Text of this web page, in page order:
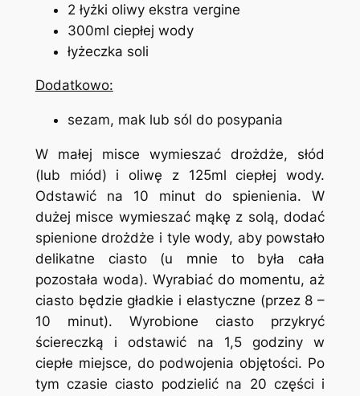
2 łyżki oliwy ekstra vergine
300ml ciepłej wody
łyżeczka soli
Dodatkowo:
sezam, mak lub sól do posypania
W małej misce wymieszać drożdże, słód
(lub miód) i oliwę z 125ml ciepłej wody.
Odstawić na 10 minut do spienienia. W
dużej misce wymieszać mąkę z solą, dodać
spienione drożdże i tyle wody, aby powstało
delikatne ciasto (u mnie to była cała
pozostała woda). Wyrabiać do momentu, aż
ciasto będzie gładkie i elastyczne (przez 8 –
10 minut). Wyrobione ciasto przykryć
ściereczką i odstawić na 1,5 godziny w
ciepłe miejsce, do podwojenia objętości. Po
tym czasie ciasto podzielić na 20 części i